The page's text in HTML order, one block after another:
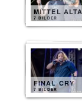
MITTEL ALTA
7 BILDER
FINAL CRY
7 BILDER